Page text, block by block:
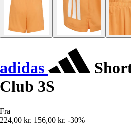
adidas
Club 3S
Fra
224,00 kr. 156,00 kr. -30%